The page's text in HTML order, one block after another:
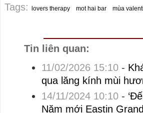
Tags: lovers therapy mot hai bar mùa
Tin liên quan:
11/02/2026 15:10-
qua lăng kính mùi
14/11/2024 10:10-
Năm mới Eastin